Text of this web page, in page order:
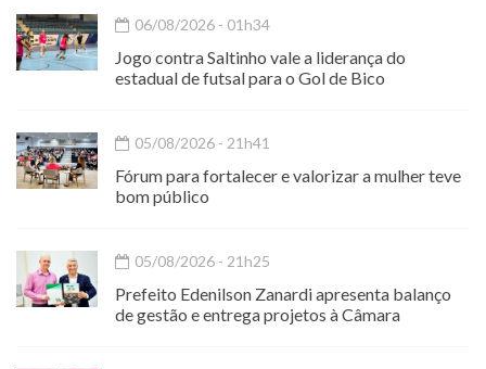
06/08/2026 - 01h34
Jogo contra Saltinho vale a liderança do
estadual de futsal para o Gol de Bico
05/08/2026 - 21h41
Fórum para fortalecer e valorizar a mulher teve
bom público
05/08/2026 - 21h25
Prefeito Edenilson Zanardi apresenta balanço
de gestão e entrega projetos à Câmara